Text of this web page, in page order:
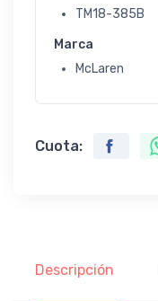
TM18-385B
Marca
McLaren
Cuota:
Descripción